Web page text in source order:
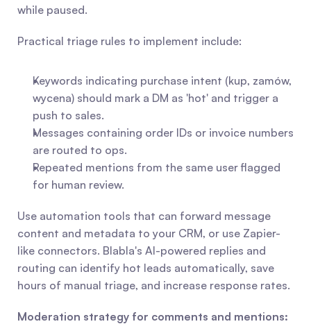
while paused.
Practical triage rules to implement include:
Keywords indicating purchase intent (kup, zamów,
wycena) should mark a DM as 'hot' and trigger a
push to sales.
Messages containing order IDs or invoice numbers
are routed to ops.
Repeated mentions from the same user flagged
for human review.
Use automation tools that can forward message
content and metadata to your CRM, or use Zapier-
like connectors. Blabla's AI-powered replies and
routing can identify hot leads automatically, save
hours of manual triage, and increase response rates.
Moderation strategy for comments and mentions: